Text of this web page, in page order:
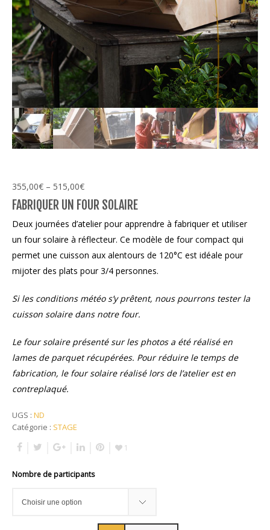
355,00€ – 515,00€
FABRIQUER UN FOUR SOLAIRE
Deux journées d’atelier pour apprendre à fabriquer et utiliser
un four solaire à réflecteur. Ce modèle de four compact qui
permet une cuisson aux alentours de 120°C est idéale pour
mijoter des plats pour 3/4 personnes.
Si les conditions météo s’y prêtent, nous pourrons tester la
cuisson solaire dans notre four.
Le four solaire présenté sur les photos a été réalisé en
lames de parquet récupérées. Pour réduire le temps de
fabrication, le four solaire réalisé lors de l’atelier est en
contreplaqué.
UGS : ND
Catégorie : STAGE
1
Nombre de participants